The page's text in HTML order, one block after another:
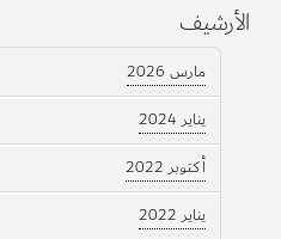
الأرشيف
مارس 2026
يناير 2024
أكتوبر 2022
يناير 2022